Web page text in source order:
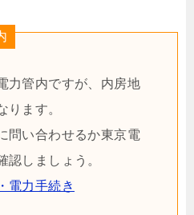
力管内ですが、内房地
ります。
問い合わせるか東京電
認しましょう。
電力手続き